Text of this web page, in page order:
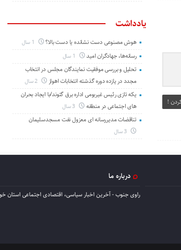
!
یادداشت
هوش مصنوعی دست نشانده یا دست بالا؟
رسانه‌ها، جهادگران امید
تحلیل و بررسی موفقیت نمایندگان مجلس در انتخاب
مجدد در یازده دوره گذشته انتخابات اهواز
یکه تازی رئیس غیربومی اداره برق گتوند/با ایجاد بحران
های اجتماعی در منطقه
تناقضات مدیررسانه ای معزول نفت مسجدسلیمان
درباره ما
راوی جنوب - آخرین اخبار سیاسی، اقتصادی اجتماعی استان